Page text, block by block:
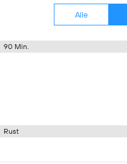
Alle
90 Min.
Rust